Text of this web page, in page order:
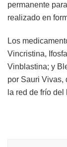
permanente
realizado en
Los
Vincristina,
Vinblastina; y
por Sauri Vivas,
la red de frío del